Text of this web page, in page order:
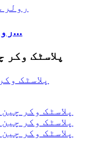
رولر سرپل کنویئر——گرا...
پلاسٹک